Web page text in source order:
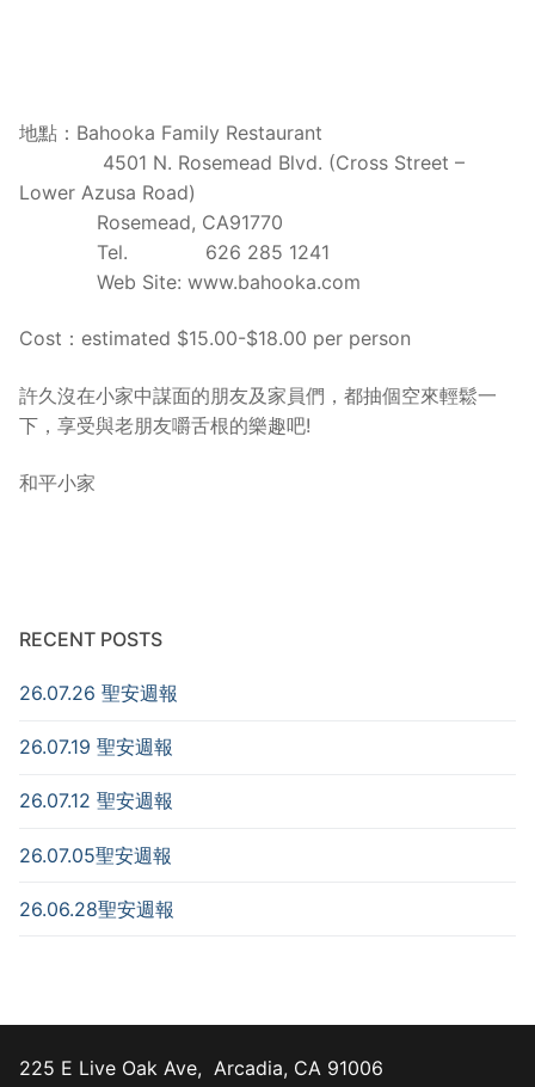
地點：Bahooka Family Restaurant
4501 N. Rosemead Blvd. (Cross Street –
Lower Azusa Road)
Rosemead, CA91770
Tel. 626 285 1241
Web Site: www.bahooka.com
Cost：estimated $15.00-$18.00 per person
許久沒在小家中謀面的朋友及家員們，都抽個空來輕鬆一
下，享受與老朋友嚼舌根的樂趣吧!
和平小家
RECENT POSTS
26.07.26 聖安週報
26.07.19 聖安週報
26.07.12 聖安週報
26.07.05聖安週報
26.06.28聖安週報
225 E Live Oak Ave, Arcadia, CA 91006